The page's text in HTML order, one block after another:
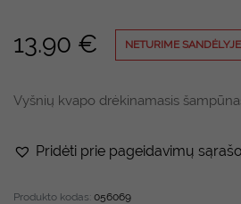
13.90 € NETURIME SANDĖLYJE
Vyšnių kvapo drėkinamasis
Pridėti prie pageidavimų sąrašo
Produkto kodas: 056069